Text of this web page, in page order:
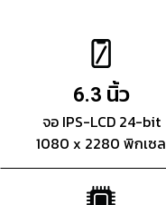
6.3 นิ้ว
จอ IPS-LCD 24-bit
1080 x 2280 พิกเซล